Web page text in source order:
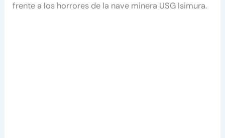
frente a los horrores de la nave minera USG Isimura.